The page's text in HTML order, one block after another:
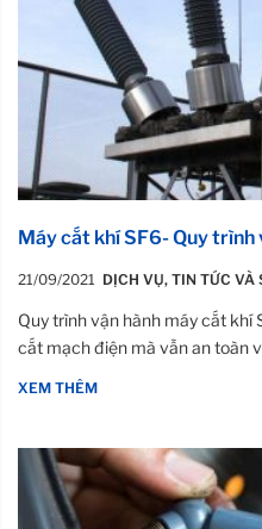
Máy cắt khí SF6- Quy trình
21/09/2021 DỊCH VỤ, TIN TỨC VÀ
Quy trình vận hành máy cắt khí
cắt mạch điện mà vẫn an toàn
XEM THÊM